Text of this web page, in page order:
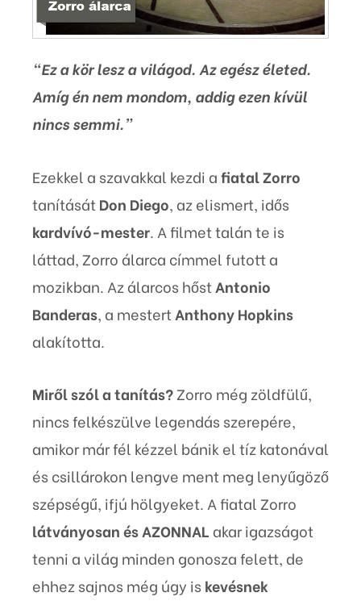
“Ez a kör lesz a világod. Az egész életed.
Amíg én nem mondom, addig ezen kívül
nincs semmi.”
Ezekkel a szavakkal kezdi afiatal Zorro
tanítását Don Diego, az elismert, idős
kardvívó-mester. A filmet talán te is
láttad, Zorro álarca címmel futott a
mozikban. Az álarcos hőst Antonio
Banderas, a mestert Anthony Hopkins
alakította.
Miről szól a tanítás?Zorro még zöldfülű,
nincs felkészülve legendás szerepére,
amikor már fél kézzel bánik el tíz katonával
és csillárokon lengve ment meg lenyűgöző
szépségű, ifjú hölgyeket. A fiatal Zorro
látványosan és AZONNAL akar igazságot
tenni a világ minden gonosza felett, de
ehhez sajnos még úgy is kevésnek